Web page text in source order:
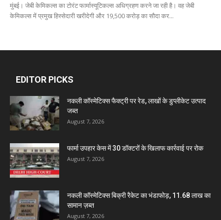
मुंबई। जेबी केमिकल्स का टोरंट फार्मास्यूटिकल्स अधिग्रहण करने जा रही है। वह जेबी
केमिकल्स में प्रमुख हिस्सेदारी खरीदेगी और 19,500 करोड़ का सौदा कर...
EDITOR PICKS
नकली कॉस्मेटिक्स फैक्ट्री पर रेड, लाखों के डुप्लीकेट उत्पाद
जब्त
August 7, 2026
फार्मा उपहार केस में 30 डॉक्टरों के खिलाफ कार्रवाई पर रोक
August 7, 2026
नकली कॉस्मेटिक्स बिक्री रैकेट का भंडाफोड़, 11.68 लाख का
सामान ज़ब्त
August 7, 2026